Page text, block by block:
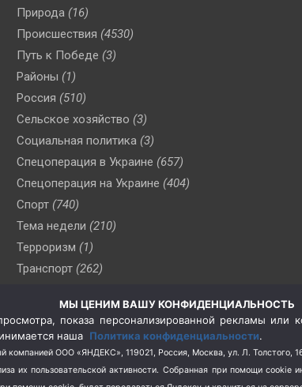
Природа (16)
Происшествия (4530)
Путь к Победе (3)
Районы (1)
Россия (510)
Сельское хозяйство (3)
Социальная политика (3)
Спецоперация в Украине (657)
Спецоперация на Украине (404)
Спорт (740)
Тема недели (210)
Терроризм (1)
Транспорт (262)
(76)
Цены (2)
Школа и спорт (2)
Экология (8)
МЫ ЦЕНИМ ВАШУ КОНФИДЕНЦИАЛЬНОСТЬ
показа персонализированной рекламы или
наша Политика конфиденциальности.
компанией ООО «ЯНДЕКС», 119021, Россия, Москва, ул. Л.
их пользовательской активности. Собранная при помощи cookie